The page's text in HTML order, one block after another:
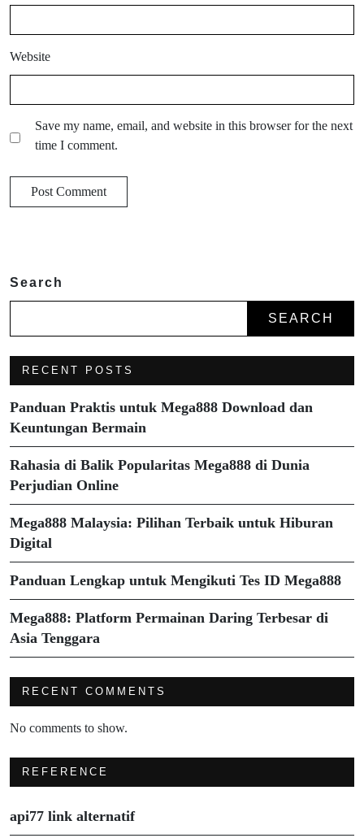
Website
Save my name, email, and website in this browser for the next
time I comment.
Search
SEARCH
RECENT POSTS
Panduan Praktis untuk Mega888 Download dan
Keuntungan Bermain
Rahasia di Balik Popularitas Mega888 di Dunia
Perjudian Online
Mega888 Malaysia: Pilihan Terbaik untuk Hiburan
Digital
Panduan Lengkap untuk Mengikuti Tes ID Mega888
Mega888: Platform Permainan Daring Terbesar di
Asia Tenggara
RECENT COMMENTS
No comments to show.
REFERENCE
api77 link alternatif